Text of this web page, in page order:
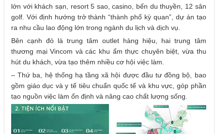
lớn với khách sạn, resort 5 sao, casino, bến du thuyền, 12 sân
golf. Với định hướng trở thành “thành phố kỳ quan”, dự án tạo
ra nhu cầu lao động lớn trong ngành du lịch và dịch vụ.
Bên cạnh đó là trung tâm outlet hàng hiệu, hai trung tâm
thương mại Vincom và các khu ẩm thực chuyên biệt, vừa thu
hút du khách, vừa tạo thêm nhiều cơ hội việc làm.
– Thứ ba, hệ thống hạ tầng xã hội được đầu tư đồng bộ, bao
gồm giáo dục và y tế tiêu chuẩn quốc tế và khu vực, góp phần
tạo nguồn việc làm ổn định và nâng cao chất lượng sống.